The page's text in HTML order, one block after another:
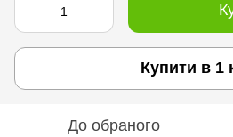
Купити в 1
До обраного